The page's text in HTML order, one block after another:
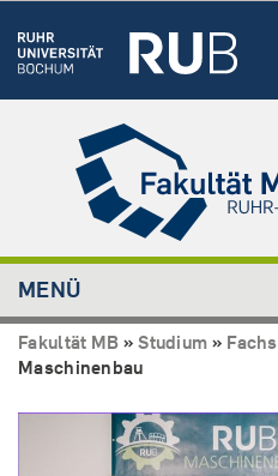
MENÜ
Fakultät MB »Studium »
Maschinenbau